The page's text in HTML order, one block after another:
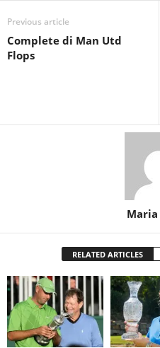
Previous article
Complete di Man Utd
Flops
Maria
RELATED ARTICLES